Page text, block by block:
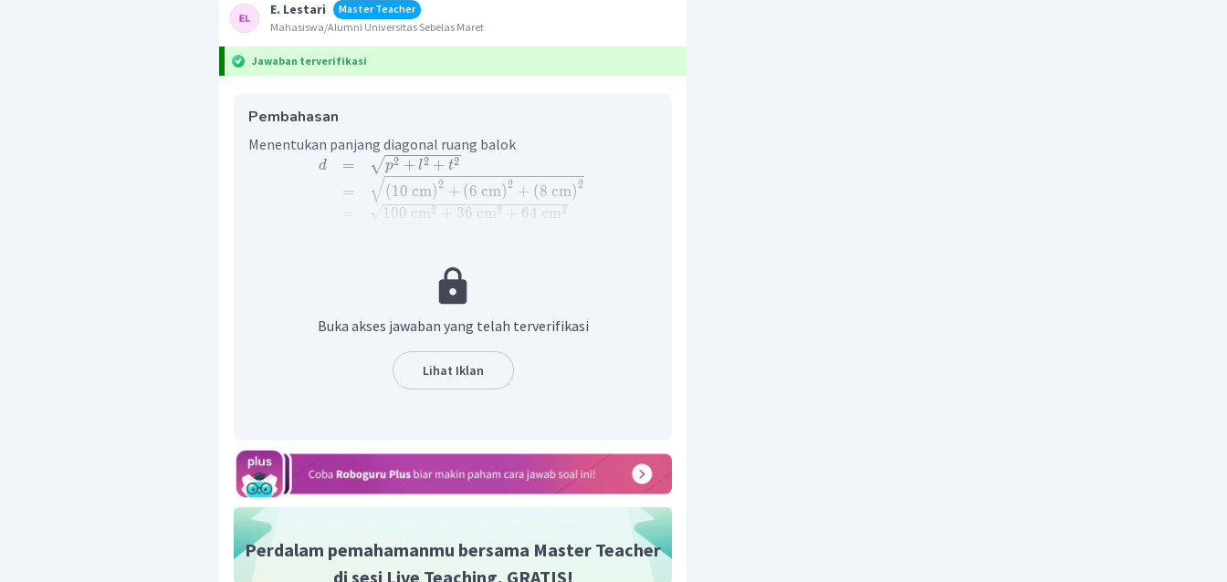
E. Lestari
Master Teacher
Mahasiswa/Alumni Universitas Sebelas Maret
Jawaban terverifikasi
Pembahasan
Menentukan panjang diagonal ruang balok
d
=
=
p2 + l2 + t2
(10 cm)2 + (6 cm)2 + (8 cm)2
100 cm 2 + 36 cm 2 + 64 cm 2
Jadi, panjang diagonal ruang balok adalah
Buka akses jawaban yang telah terverifikasi
Lihat Iklan
Perdalam pemahamanmu bersama Master Teacher
di sesi Live Teaching, GRATIS!